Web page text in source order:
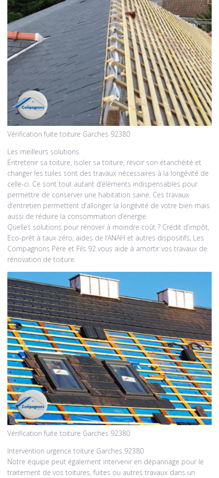
Vérification fuite toiture Garches 92380
Les meilleurs solutions
Entretenir sa toiture, isoler sa toiture, revoir son étanchéité et
changer les tuiles sont des travaux nécessaires à la longévité de
celle-ci. Ce sont tout autant d’éléments indispensables pour
permettre de conserver une habitation saine. Ces travaux
d’entretien permettent d’allonger la longévité de votre bien mais
aussi de réduire la consommation d’énergie.
Quelles solutions pour rénover à moindre coût ? Crédit d’impôt,
Eco-prêt à taux zéro, aides de l’ANAH et autres dispositifs, Les
Compagnons Père et Fils 92 vous aide à amortir vos travaux de
rénovation de toiture.
Vérification fuite toiture Garches 92380
Intervention urgence toiture Garches 92380
Notre équipe peut également intervenir en dépannage pour le
traitement de vos toitures, fuites ou autres travaux dans un